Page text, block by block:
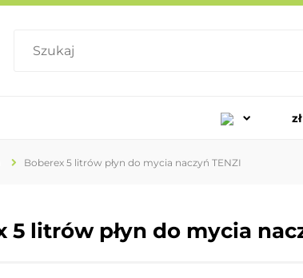
Boberex 5 litrów płyn do mycia naczyń TENZI
5 litrów płyn do mycia